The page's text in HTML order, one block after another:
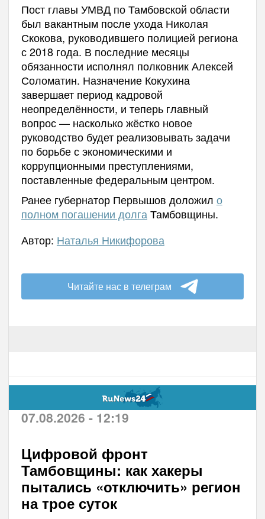
Пост главы УМВД по Тамбовской области
был вакантным после ухода Николая
Скокова, руководившего полицией региона
с 2018 года. В последние месяцы
обязанности исполнял полковник Алексей
Соломатин. Назначение Кокухина
завершает период кадровой
неопределённости, и теперь главный
вопрос — насколько жёстко новое
руководство будет реализовывать задачи
по борьбе с экономическими и
коррупционными преступлениями,
поставленные федеральным центром.
Ранее губернатор Первышов доложил о
полном погашении долга Тамбовщины.
Автор: Наталья Никифорова
Читайте нас в телеграм
07.08.2026 - 12:19
Цифровой фронт
Тамбовщины: как хакеры
пытались «отключить» регион
на трое суток